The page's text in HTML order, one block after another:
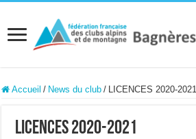
Accueil / News du club / LICENCES 2020-2021
LICENCES 2020-2021